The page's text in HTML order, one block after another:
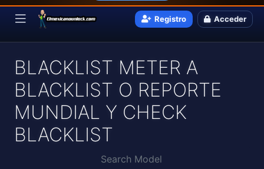
Registro Acceder
BLACKLIST METER A
BLACKLIST O REPORTE
MUNDIAL Y CHECK
BLACKLIST